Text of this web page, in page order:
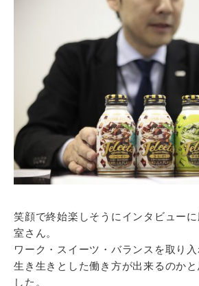
笑顔で終始楽しそうにインタビュー
室さん。
ワーク・スイーツ・バランスを取り
生き生きとした働き方が出来るのか
した。